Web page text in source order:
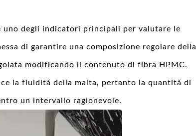
degli indicatori principali per valutare le
di garantire una composizione regolare della
modificando il contenuto di fibra HPMC.
la fluidità della malta, pertanto la quantità di
un intervallo ragionevole.